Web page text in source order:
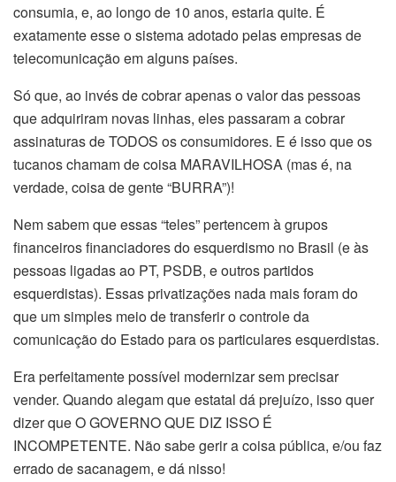
consumia, e, ao longo de 10 anos, estaria quite. É
exatamente esse o sistema adotado pelas empresas de
telecomunicação em alguns países.
Só que, ao invés de cobrar apenas o valor das pessoas
que adquiriram novas linhas, eles passaram a cobrar
assinaturas de TODOS os consumidores. E é isso que os
tucanos chamam de coisa MARAVILHOSA (mas é, na
verdade, coisa de gente “BURRA”)!
Nem sabem que essas “teles” pertencem à grupos
financeiros financiadores do esquerdismo no Brasil (e às
pessoas ligadas ao PT, PSDB, e outros partidos
esquerdistas). Essas privatizações nada mais foram do
que um simples meio de transferir o controle da
comunicação do Estado para os particulares esquerdistas.
Era perfeitamente possível modernizar sem precisar
vender. Quando alegam que estatal dá prejuízo, isso quer
dizer que O GOVERNO QUE DIZ ISSO É
INCOMPETENTE. Não sabe gerir a coisa pública, e/ou faz
errado de sacanagem, e dá nisso!